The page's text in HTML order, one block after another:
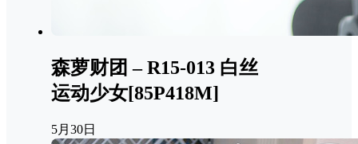
森萝财团 – R15-013 白丝
运动少女[85P418M]
5月30日